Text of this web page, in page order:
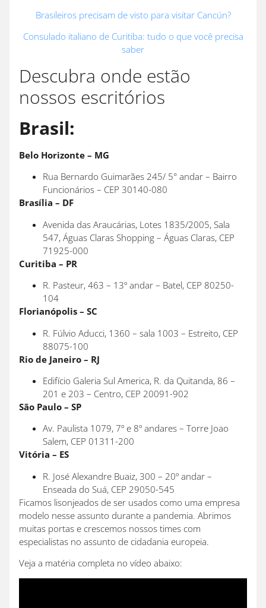
Brasileiros precisam de visto para visitar Cancún?
Consulado italiano de Curitiba: tudo o que você precisa
saber
Descubra onde estão
nossos escritórios
Brasil:
Belo Horizonte – MG
Rua Bernardo Guimarães 245/ 5° andar – Bairro
Funcionários – CEP 30140-080
Brasília – DF
Avenida das Araucárias, Lotes 1835/2005, Sala
547, Águas Claras Shopping – Águas Claras, CEP
71925-000
Curitiba – PR
R. Pasteur, 463 – 13º andar – Batel, CEP 80250-
104
Florianópolis – SC
R. Fúlvio Aducci, 1360 – sala 1003 – Estreito, CEP
88075-100
Rio de Janeiro – RJ
Edifício Galeria Sul America, R. da Quitanda, 86 –
201 e 203 – Centro, CEP 20091-902
São Paulo – SP
Av. Paulista 1079, 7º e 8º andares – Torre Joao
Salem, CEP 01311-200
Vitória – ES
R. José Alexandre Buaiz, 300 – 20º andar –
Enseada do Suá, CEP 29050-545
Ficamos lisonjeados de ser usados como uma empresa
modelo nesse assunto durante a pandemia. Abrimos
muitas portas e crescemos nossos times com
especialistas no assunto de cidadania europeia.
Veja a matéria completa no vídeo abaixo: